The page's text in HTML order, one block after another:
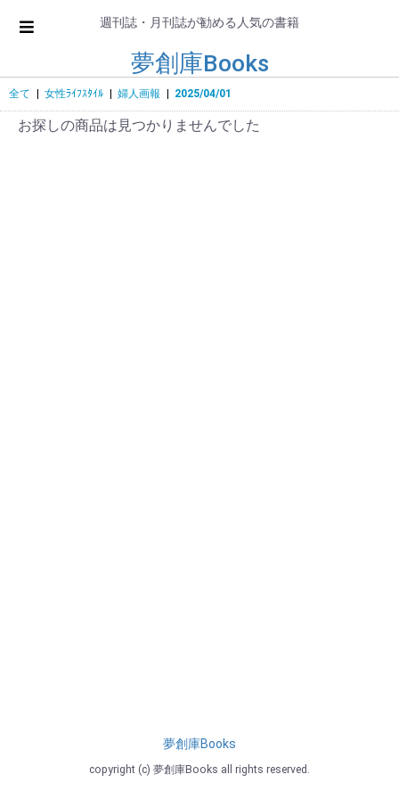
週刊誌・月刊誌が勧める人気の書籍
夢創庫Books
全て 女性ﾗｲﾌｽﾀｲﾙ 婦人画報 2025/04/01
お探しの商品は見つかりませんでした
夢創庫Books
copyright (c) 夢創庫Books all rights reserved.